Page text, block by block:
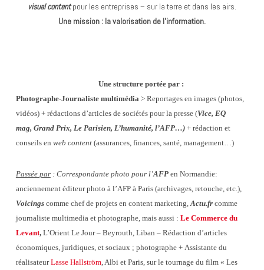
visual contentpour les entreprises – sur la terre et dans les airs.
Une mission : la valorisation de l’information.
Une structure portée par :
Photographe-Journaliste multimédia > Reportages en images (photos,
vidéos) + rédactions d’articles de sociétés pour la presse (Vice, EQ
mag, Grand Prix, Le Parisien, L’humanité, l’AFP…)+ rédaction et
conseils en web content(assurances, finances, santé, management…)
Passée par: Correspondante photo pour l’AFPen Normandie:
anciennement éditeur photo à l’AFP à Paris (archivages, retouche, etc.),
Voicingscomme chef de projets en content marketing, Actu.frcomme
journaliste multimedia et photographe, mais aussi : Le Commerce du
Levant,L’Orient Le Jour – Beyrouth, Liban – Rédaction d’articles
économiques, juridiques, et sociaux ; photographe + Assistante du
réalisateurLasse Hallström, Albi et Paris, sur le tournage du film « Les